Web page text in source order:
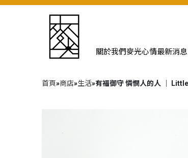
關於我們麥光心情最新消息
首頁»商店»生活»有福御守 憐憫人的人 ｜